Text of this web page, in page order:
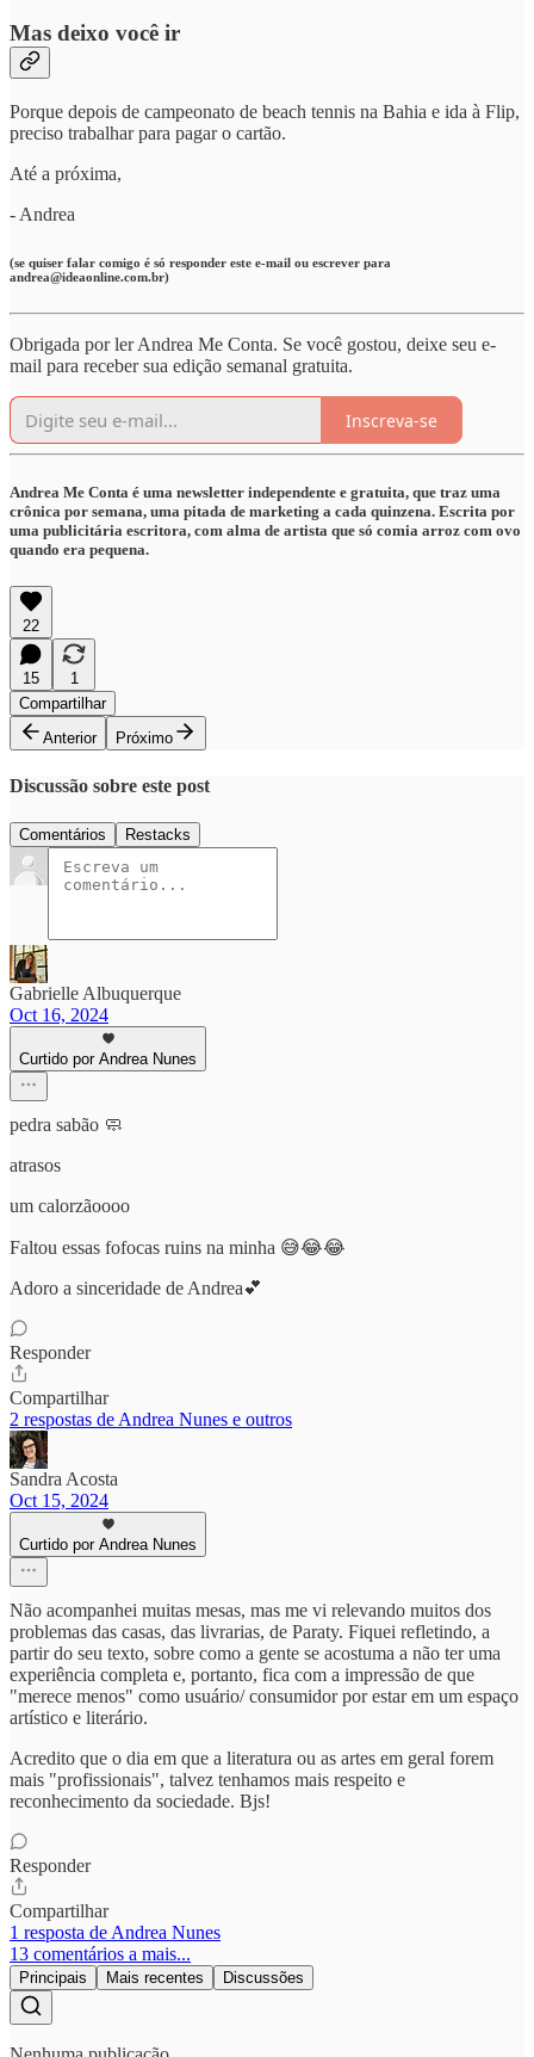
Mas deixo você ir
Porque depois de campeonato de beach tennis na Bahia e ida à Flip,
preciso trabalhar para pagar o cartão.
Até a próxima,
- Andrea
(se quiser falar comigo é só responder este e-mail ou escrever para
andrea@ideaonline.com.br)
Obrigada por ler Andrea Me Conta. Se você gostou, deixe seu e-
mail para receber sua edição semanal gratuita.
Inscreva-se
Andrea Me Conta é uma newsletter independente e gratuita, que traz uma
crônica por semana, uma pitada de marketing a cada quinzena. Escrita por
uma publicitária escritora, com alma de artista que só comia arroz com ovo
quando era pequena.
22
15
1
Compartilhar
Anterior
Próximo
Discussão sobre este post
Comentários Restacks
Gabrielle Albuquerque
Oct 16, 2024
Curtido por Andrea Nunes
pedra sabão 🧼
atrasos
um calorzãoooo
Faltou essas fofocas ruins na minha 😅😂😂
Adoro a sinceridade de Andrea💕
Responder
Compartilhar
2 respostas de Andrea Nunes e outros
Sandra Acosta
Oct 15, 2024
Curtido por Andrea Nunes
Não acompanhei muitas mesas, mas me vi relevando muitos dos
problemas das casas, das livrarias, de Paraty. Fiquei refletindo, a
partir do seu texto, sobre como a gente se acostuma a não ter uma
experiência completa e, portanto, fica com a impressão de que
"merece menos" como usuário/ consumidor por estar em um espaço
artístico e literário.
Acredito que o dia em que a literatura ou as artes em geral forem
mais "profissionais", talvez tenhamos mais respeito e
reconhecimento da sociedade. Bjs!
Responder
Compartilhar
1 resposta de Andrea Nunes
13 comentários a mais...
Principais Mais recentes Discussões